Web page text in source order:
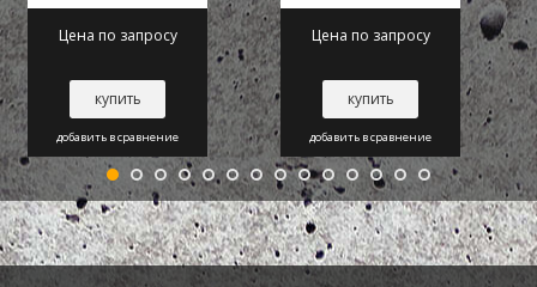
Цена по запросу
купить
добавить в сравнение
Цена по запросу
купить
добавить в сравнение